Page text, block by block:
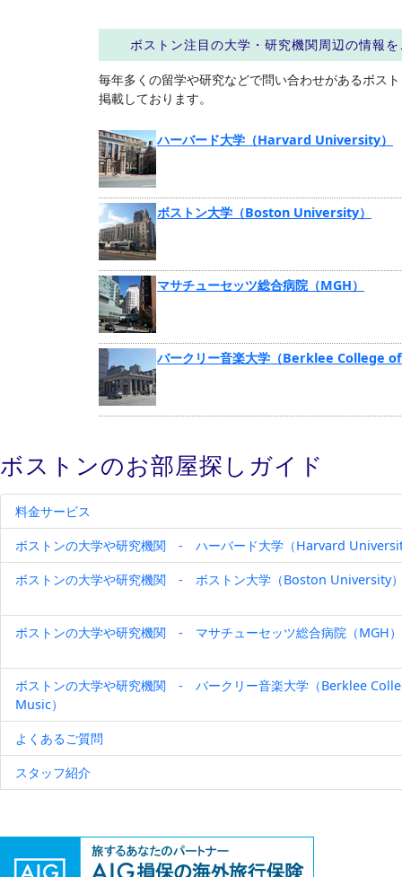
ボストン注目の大学・研究機関周辺の情報
毎年多くの留学や研究などで問い合わせがあるボス
掲載しております。
ハーバード大学（Harvard University）
ボストン大学（Boston University）
マサチューセッツ総合病院（MGH）
バークリー音楽大学（Berklee College
ボストンのお部屋探しガイド
料金サービス
ボストンの大学や研究機関 - ハーバード大学（Harvard
ボストンの大学や研究機関 - ボストン大学（Boston University
ボストンの大学や研究機関 - マサチューセッツ総合病院（MGH）
ボストンの大学や研究機関 - バークリー音楽大学（Berklee
Music）
よくあるご質問
スタッフ紹介